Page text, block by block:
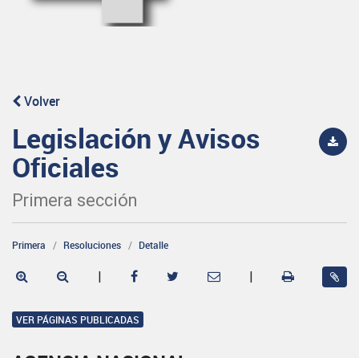
Volver
Legislación y Avisos
Oficiales
Primera sección
Primera Resoluciones Detalle
| |
VER PÁGINAS PUBLICADAS